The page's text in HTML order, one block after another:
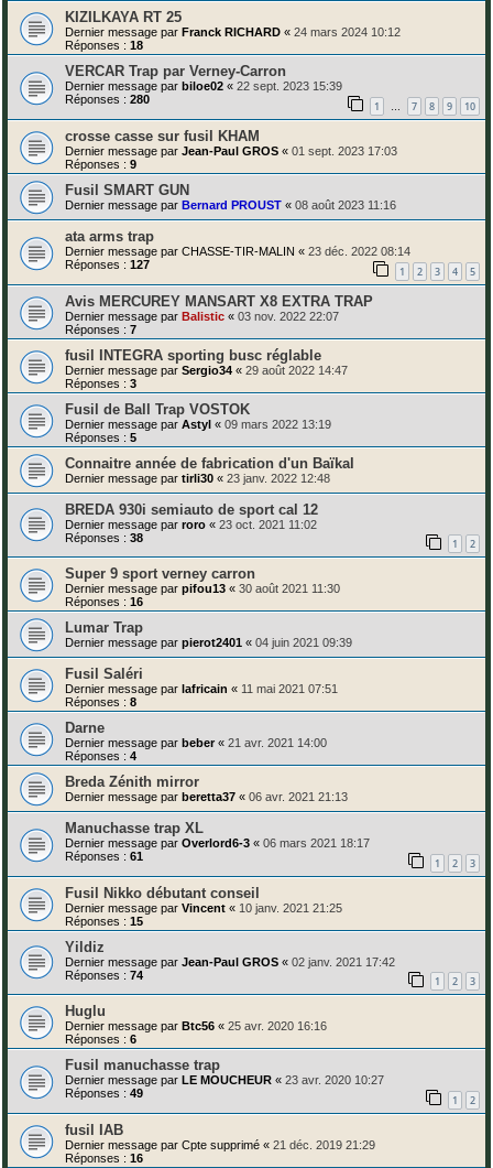
KIZILKAYA RT 25
Dernier message par Franck RICHARD « 24 mars 2024 10:12
Réponses : 18
VERCAR Trap par Verney-Carron
Dernier message par biloe02 « 22 sept. 2023 15:39
Réponses : 280 1 … 7 8 9 10
crosse casse sur fusil KHAM
Dernier message par Jean-Paul GROS « 01 sept. 2023 17:03
Réponses : 9
Fusil SMART GUN
Dernier message par Bernard PROUST « 08 août 2023 11:16
ata arms trap
Dernier message par CHASSE-TIR-MALIN « 23 déc. 2022 08:14
Réponses : 127 1 2 3 4 5
Avis MERCUREY MANSART X8 EXTRA TRAP
Dernier message par Balistic « 03 nov. 2022 22:07
Réponses : 7
fusil INTEGRA sporting busc réglable
Dernier message par Sergio34 « 29 août 2022 14:47
Réponses : 3
Fusil de Ball Trap VOSTOK
Dernier message par Astyl « 09 mars 2022 13:19
Réponses : 5
Connaitre année de fabrication d'un Baïkal
Dernier message par tirli30 « 23 janv. 2022 12:48
BREDA 930i semiauto de sport cal 12
Dernier message par roro « 23 oct. 2021 11:02
Réponses : 38 1 2
Super 9 sport verney carron
Dernier message par pifou13 « 30 août 2021 11:30
Réponses : 16
Lumar Trap
Dernier message par pierot2401 « 04 juin 2021 09:39
Fusil Saléri
Dernier message par lafricain « 11 mai 2021 07:51
Réponses : 8
Darne
Dernier message par beber « 21 avr. 2021 14:00
Réponses : 4
Breda Zénith mirror
Dernier message par beretta37 « 06 avr. 2021 21:13
Manuchasse trap XL
Dernier message par Overlord6-3 « 06 mars 2021 18:17
Réponses : 61 1 2 3
Fusil Nikko débutant conseil
Dernier message par Vincent « 10 janv. 2021 21:25
Réponses : 15
Yildiz
Dernier message par Jean-Paul GROS « 02 janv. 2021 17:42
Réponses : 74 1 2 3
Huglu
Dernier message par Btc56 « 25 avr. 2020 16:16
Réponses : 6
Fusil manuchasse trap
Dernier message par LE MOUCHEUR « 23 avr. 2020 10:27
Réponses : 49 1 2
fusil IAB
Dernier message par Cpte supprimé « 21 déc. 2019 21:29
Réponses : 16